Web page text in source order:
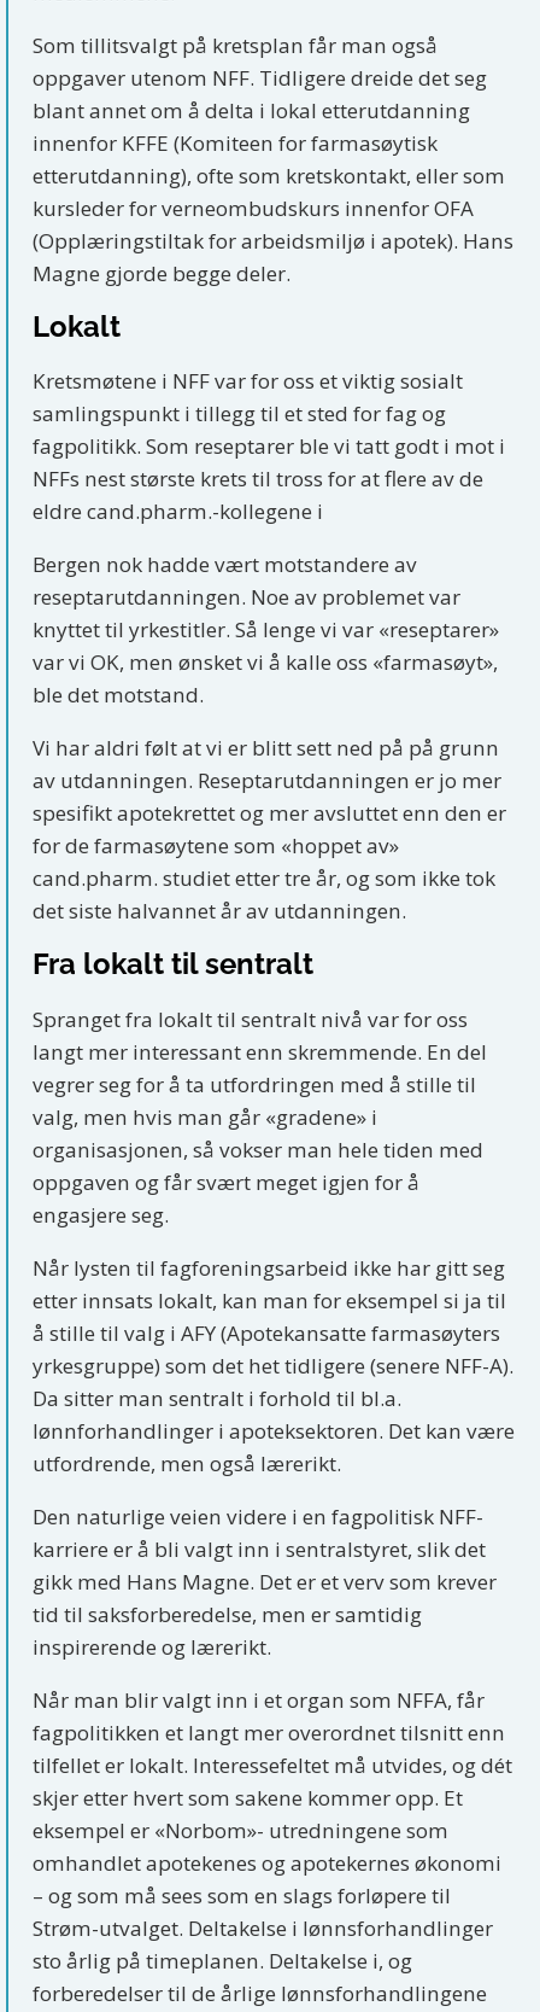
Som tillitsvalgt på kretsplan får man også
oppgaver utenom NFF. Tidligere dreide det seg
blant annet om å delta i lokal etterutdanning
innenfor KFFE (Komiteen for farmasøytisk
etterutdanning), ofte som kretskontakt, eller som
kursleder for verneombudskurs innenfor OFA
(Opplæringstiltak for arbeidsmiljø i apotek). Hans
Magne gjorde begge deler.
Lokalt
Kretsmøtene i NFF var for oss et viktig sosialt
samlingspunkt i tillegg til et sted for fag og
fagpolitikk. Som reseptarer ble vi tatt godt i mot i
NFFs nest største krets til tross for at flere av de
eldre cand.pharm.-kollegene i
Bergen nok hadde vært motstandere av
reseptarutdanningen. Noe av problemet var
knyttet til yrkestitler. Så lenge vi var «reseptarer»
var vi OK, men ønsket vi å kalle oss «farmasøyt»,
ble det motstand.
Vi har aldri følt at vi er blitt sett ned på på grunn
av utdanningen. Reseptarutdanningen er jo mer
spesifikt apotekrettet og mer avsluttet enn den er
for de farmasøytene som «hoppet av»
cand.pharm. studiet etter tre år, og som ikke tok
det siste halvannet år av utdanningen.
Fra lokalt til sentralt
Spranget fra lokalt til sentralt nivå var for oss
langt mer interessant enn skremmende. En del
vegrer seg for å ta utfordringen med å stille til
valg, men hvis man går «gradene» i
organisasjonen, så vokser man hele tiden med
oppgaven og får svært meget igjen for å
engasjere seg.
Når lysten til fagforeningsarbeid ikke har gitt seg
etter innsats lokalt, kan man for eksempel si ja til
å stille til valg i AFY (Apotekansatte farmasøyters
yrkesgruppe) som det het tidligere (senere NFF-A).
Da sitter man sentralt i forhold til bl.a.
lønnforhandlinger i apoteksektoren. Det kan være
utfordrende, men også lærerikt.
Den naturlige veien videre i en fagpolitisk NFF-
karriere er å bli valgt inn i sentralstyret, slik det
gikk med Hans Magne. Det er et verv som krever
tid til saksforberedelse, men er samtidig
inspirerende og lærerikt.
Når man blir valgt inn i et organ som NFFA, får
fagpolitikken et langt mer overordnet tilsnitt enn
tilfellet er lokalt. Interessefeltet må utvides, og dét
skjer etter hvert som sakene kommer opp. Et
eksempel er «Norbom»- utredningene som
omhandlet apotekenes og apotekernes økonomi
– og som må sees som en slags forløpere til
Strøm-utvalget. Deltakelse i lønnsforhandlinger
sto årlig på timeplanen. Deltakelse i, og
forberedelser til de årlige lønnsforhandlingene